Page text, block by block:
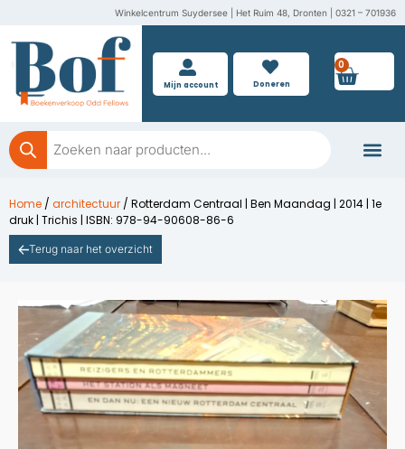
inhoud
Winkelcentrum Suydersee | Het Ruim 48, Dronten | 0321 – 701936
Mijn account Doneren
0
Producten
zoeken
Home / architectuur / Rotterdam Centraal | Ben Maandag | 2014 | 1e
druk | Trichis | ISBN: 978-94-90608-86-6
Terug naar het overzicht